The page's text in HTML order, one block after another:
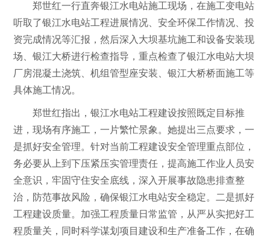
郑世红一行直奔银江水电站施工现场，在施工变电站
听取了银江水电站工程进展情况、安全环保工作情况、投
资完成情况等汇报，然后深入大坝基坑施工和设备安装现
场、银江大桥进行检查指导，重点检查了银江水电站大坝
厂房混凝土浇筑、机组管型座安装、银江大桥桥面施工等
具体施工情况。
郑世红指出，银江水电站工程建设按照既定目标推
进，现场有序施工，一片繁忙景象。她提出三点要求，一
是抓好安全管理。针对当前工程建设安全管理重点部位，
务必要从上到下压紧压实管理责任，提高施工作业人员安
全意识，牢固守住安全底线，深入开展事故隐患排查整
治，防范事故风险，确保银江水电站安全稳定。二是抓好
工程建设质量。加强工程质量日常监管，从严从实把好工
程质量关，同时科学谋划项目建设和生产准备工作，在确